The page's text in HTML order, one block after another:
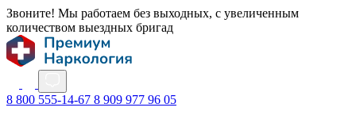
Звоните! Мы работаем без выходных, с увеличенным
количеством выездных бригад
8 800 555-14-67 8 909 977 96 05